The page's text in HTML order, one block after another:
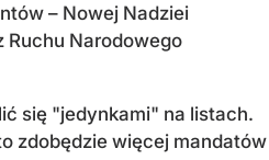
– Nowej Nadziei
Ruchu Narodowego
się "jedynkami" na listach.
zdobędzie więcej mandatów